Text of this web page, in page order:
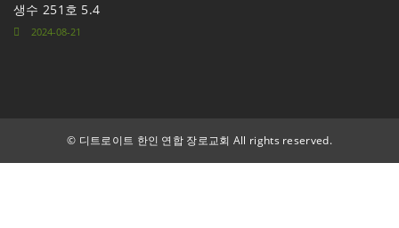
생수 251호 5.4
2024-08-21
© 디트로이트 한인 연합 장로교회 All rights reserved.